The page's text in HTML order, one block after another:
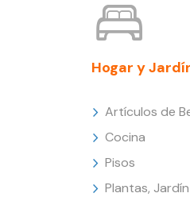
Hogar y
Artículos de
Cocina
Pisos
Plantas, Jardín